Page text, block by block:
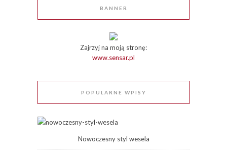
BANNER
Zajrzyj na moją stronę:
www.sensar.pl
POPULARNE WPISY
Nowoczesny styl wesela